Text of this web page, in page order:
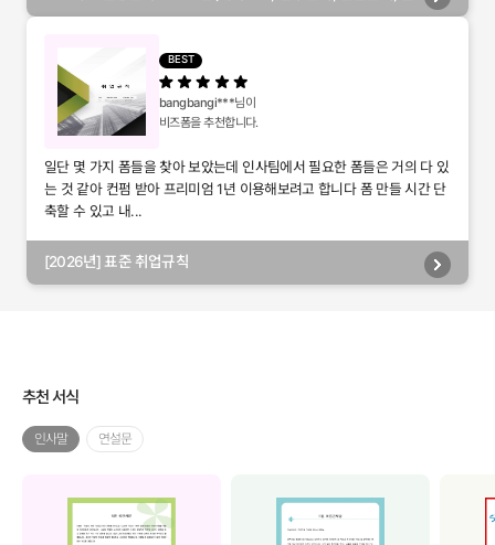
BEST
bangbangi***님이
비즈폼을 추천합니다.
일단 몇 가지 폼들을 찾아 보았는데 인사팀에서 필요한 폼들은 거의 다 있
는 것 같아 컨펌 받아 프리미엄 1년 이용해보려고 합니다 폼 만들 시간 단
축할 수 있고 내...
[2026년] 표준 취업규칙
추천 서식
인사말 연설문